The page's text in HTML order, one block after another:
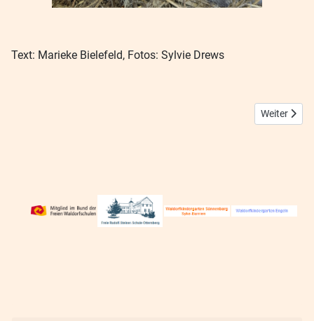
Text: Marieke Bielefeld, Fotos: Sylvie Drews
Nächster
Weiter